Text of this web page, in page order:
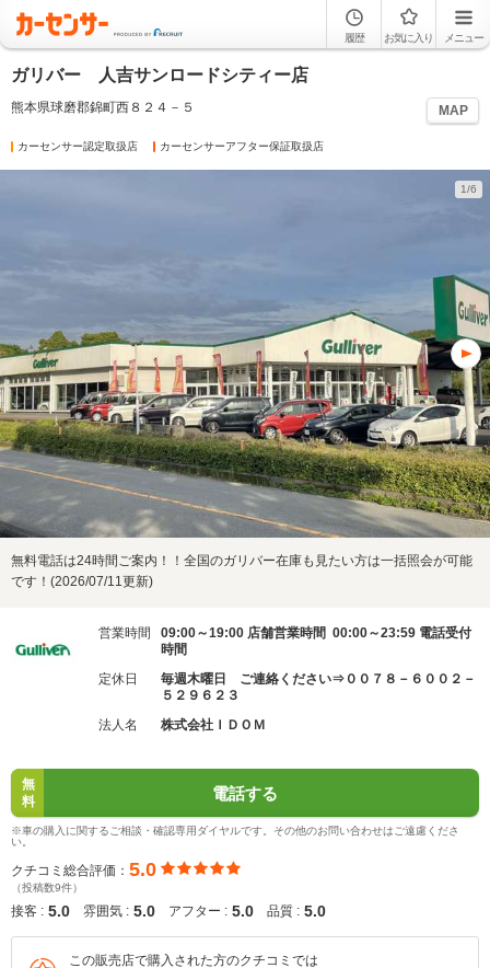
履歴 お気に入り メニュー
ガリバー 人吉サンロードシティー店
熊本県球磨郡錦町西８２４－５ MAP
カーセンサー認定取扱店 カーセンサーアフター保証取扱店
1/6
無料電話は24時間ご案内！！全国のガリバー在庫も見たい方は一括照会が可能
です！(2026/07/11更新)
営業時間
09:00～19:00 店舗営業時間 00:00～23:59 電話受付
時間
定休日
毎週木曜日 ご連絡ください⇒００７８－６００２－
５２９６２３
法人名
株式会社ＩＤＯＭ
無
料
電話する
※車の購入に関するご相談・確認専用ダイヤルです。その他のお問い合わせはご遠慮くださ
い。
クチコミ総合評価： 5.0
（投稿数9件）
接客 : 5.0 雰囲気 : 5.0 アフター : 5.0 品質 : 5.0
この販売店で購入された方のクチコミでは